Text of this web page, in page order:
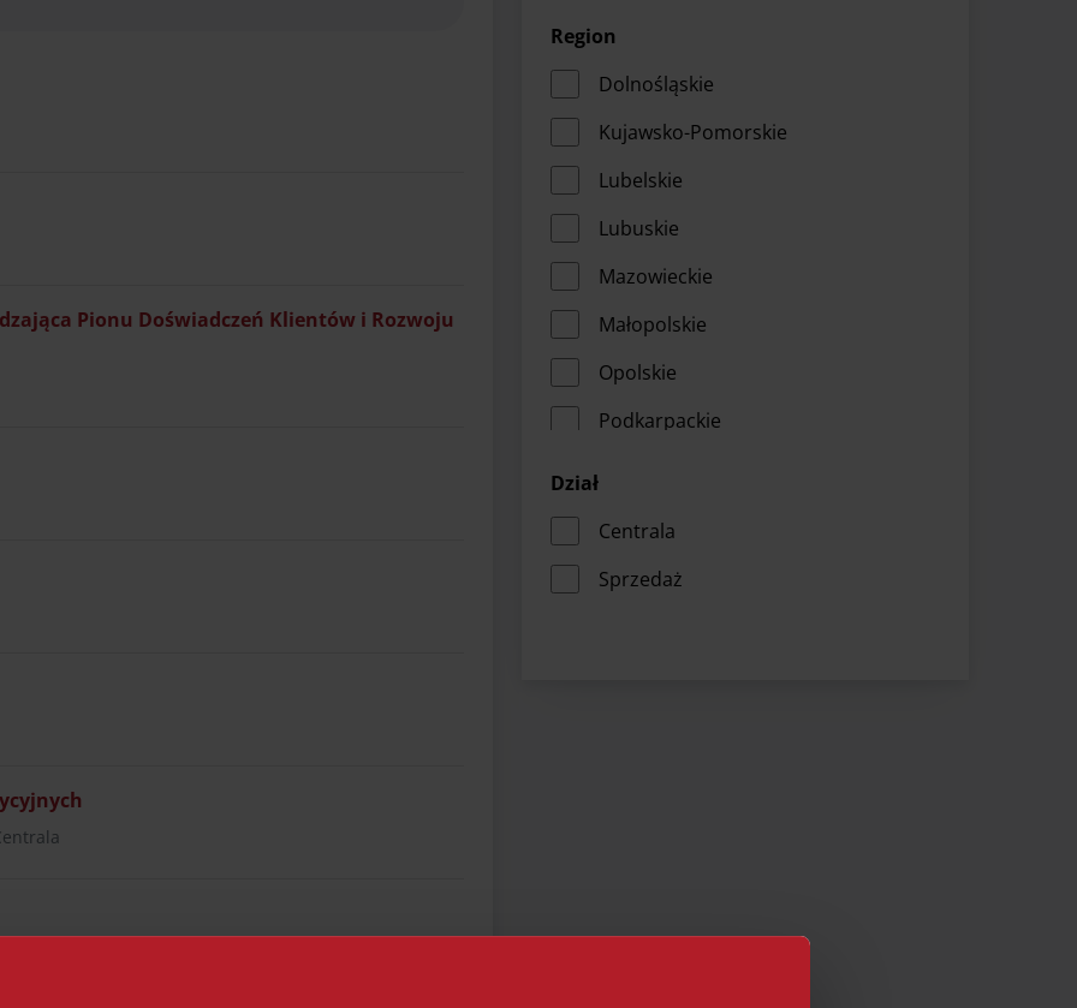
Region
Dolnośląskie
Kujawsko-Pomorskie
Lubelskie
Lubuskie
Mazowieckie
Małopolskie
Opolskie
Podkarpackie
Pomorskie
Warmińsko-Mazurskie
Dział
Centrala
Sprzedaż
Pionu Doświadczeń Klientów i Rozwoju